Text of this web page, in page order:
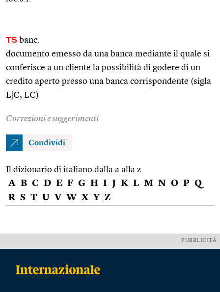
TS banc.
documento emesso da una banca mediante il quale si
conferisce a un cliente la possibilità di godere di un
credito aperto presso una banca corrispondente (sigla
L C, LC)
Correzioni e suggerimenti
Condividi
Il dizionario di italiano dalla a alla z
A B C D E F G H I J K L M N O P Q
R S T U V W X Y Z
PUBBLICITÀ